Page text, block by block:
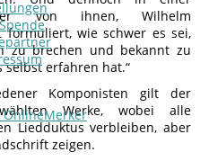
von ihnen, Wilhelm
formuliert, wie schwer es sei,
zu brechen und bekannt zu
selbst erfahren hat.“
Komponisten gilt der
Werke, wobei alle
Liedduktus verbleiben, aber
zeigen.